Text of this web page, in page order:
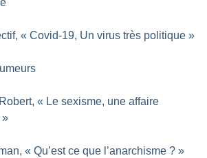
« Covid-19, Un virus très politique »
« Le sexisme, une affaire
»
« Qu’est ce que l’anarchisme ? »